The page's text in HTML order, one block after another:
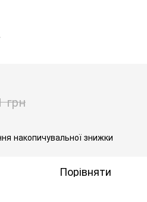
грн
накопичувальної знижки
Порівняти